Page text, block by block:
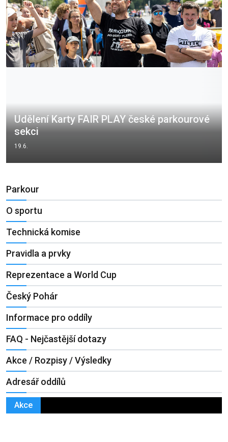
Udělení Karty FAIR PLAY české parkourové
sekci
19.6.
Parkour
O sportu
Technická komise
Pravidla a prvky
Reprezentace a World Cup
Český Pohár
Informace pro oddíly
FAQ - Nejčastější dotazy
Akce / Rozpisy / Výsledky
Adresář oddílů
Akce